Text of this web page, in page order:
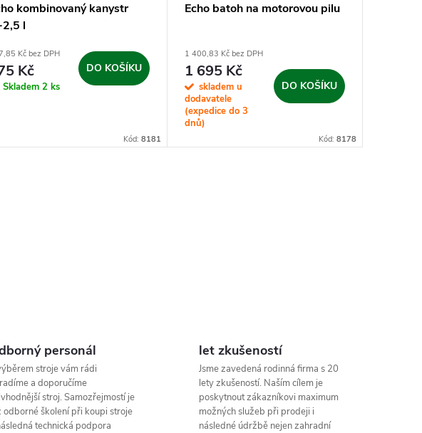
kombinovaný kanystr
l
Kč bez DPH
Kč
Skladem2 ks
DO KOŠÍKU
Kód: 8181
Echo batoh na motorovou pilu
1 400,83 Kč bez DPH
1 695 Kč
skladem u
dodavatele
(expedice do 3
dnů)
DO KOŠÍKU
Kód: 8178
personál
stroje vám rádi
a doporučíme
stroj. Samozřejmostí je
odborné školení při koupi stroje
technická podpora
let zkušeností
Jsme zavedená rodinná firma s 20
lety zkušeností. Naším cílem je
poskytnout zákazníkovi maximum
možných služeb při prodeji i
následné údržbě nejen zahradní